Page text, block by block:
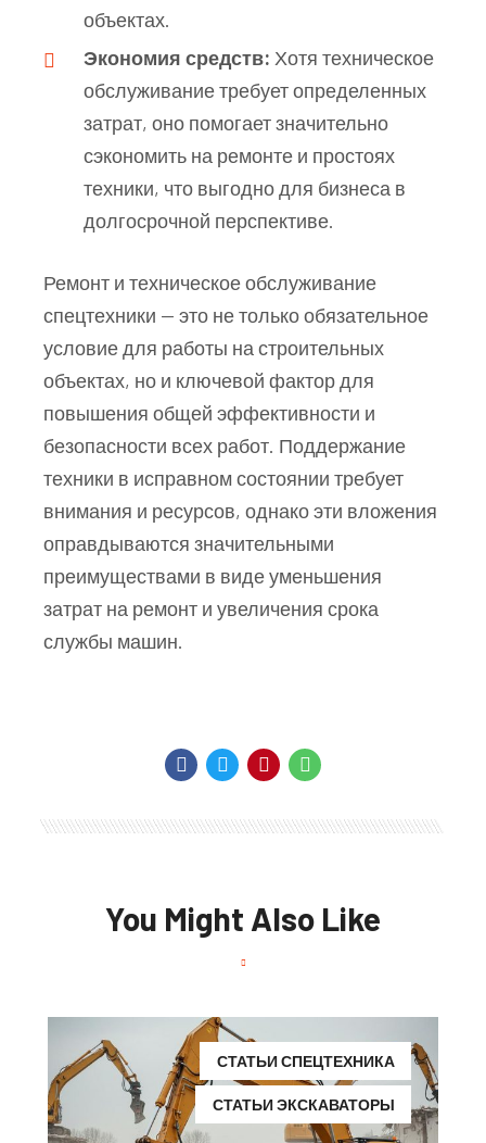
объектах.
Экономия средств: Хотя техническое
обслуживание требует определенных
затрат, оно помогает значительно
сэкономить на ремонте и простоях
техники, что выгодно для бизнеса в
долгосрочной перспективе.
Ремонт и техническое обслуживание
спецтехники — это не только обязательное
условие для работы на строительных
объектах, но и ключевой фактор для
повышения общей эффективности и
безопасности всех работ. Поддержание
техники в исправном состоянии требует
внимания и ресурсов, однако эти вложения
оправдываются значительными
преимуществами в виде уменьшения
затрат на ремонт и увеличения срока
службы машин.
You Might Also Like
СТАТЬИ СПЕЦТЕХНИКА
СТАТЬИ ЭКСКАВАТОРЫ